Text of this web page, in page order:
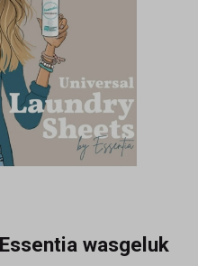
wasgeluk